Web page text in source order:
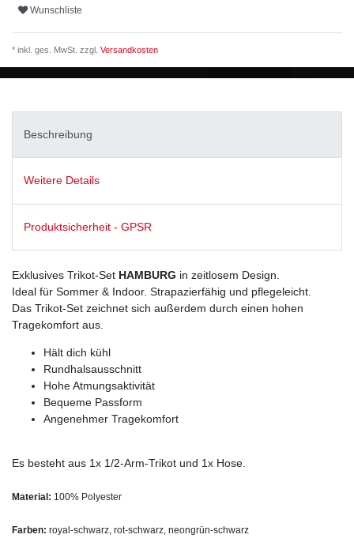
Wunschliste
* inkl. ges. MwSt. zzgl. Versandkosten
Beschreibung
Weitere Details
Produktsicherheit - GPSR
Exklusives Trikot-Set HAMBURG in zeitlosem Design.
Ideal für Sommer & Indoor. Strapazierfähig und pflegeleicht.
Das Trikot-Set zeichnet sich außerdem durch einen hohen
Tragekomfort aus.
Hält dich kühl
Rundhalsausschnitt
Hohe Atmungsaktivität
Bequeme Passform
Angenehmer Tragekomfort
Es besteht aus 1x 1/2-Arm-Trikot und 1x Hose.
Material: 100% Polyester
Farben: royal-schwarz, rot-schwarz, neongrün-schwarz